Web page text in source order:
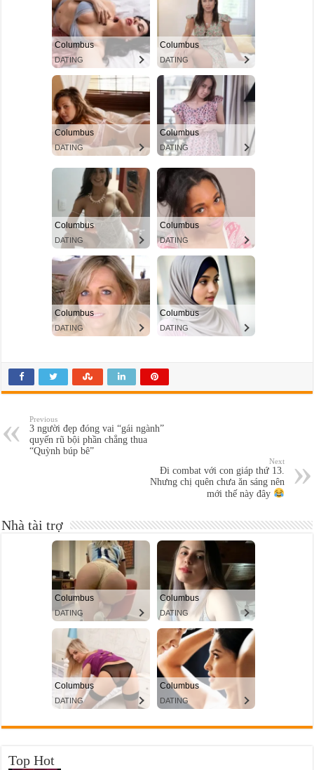
Previous
3 người đẹp đóng vai “gái ngành”
quyến rũ bội phần chẳng thua
“Quỳnh búp bê”
Next
Đi combat với con giáp thứ 13.
Nhưng chị quên chưa ăn sáng nên
mới thế này đây
Nhà tài trợ
Top Hot